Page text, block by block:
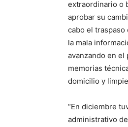
extraordinario o
aprobar su
cabo el traspaso
la mala
avanzando en
memorias
domicilio y
“En diciembre
administrativo